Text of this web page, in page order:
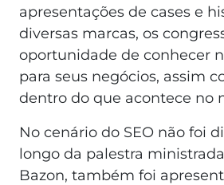
apresentações de cases e
diversas marcas, os
oportunidade de conhecer
para seus negócios, assim
dentro do que acontece no
No cenário do SEO não foi
longo da palestra
Bazon, também foi